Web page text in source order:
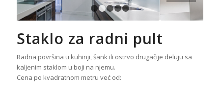
1 2 5
Staklo za radni pult
Radna površina u kuhinji, šank ili ostrvo drugačije deluju sa
kaljenim staklom u boji na njemu.
Cena po kvadratnom metru već od: